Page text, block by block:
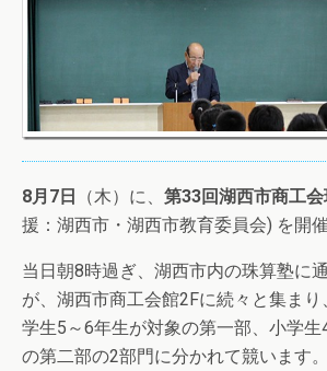
8月7日 （木）に、 第33回湖西市商工
援：湖西市・湖西市教育委員会) を開催
当日朝8時過ぎ、湖西市内の珠算塾に
が、湖西市商工会館2Fに続々と集ま
学生5～6年生が対象の第一部、小学生
の第二部の2部門に分かれて競います